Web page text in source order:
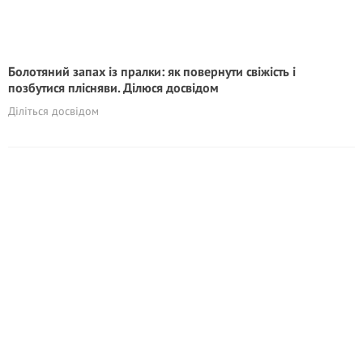
Болотяний запах із пралки: як повернути свіжість і
позбутися плісняви. Ділюся досвідом
Діліться досвідом